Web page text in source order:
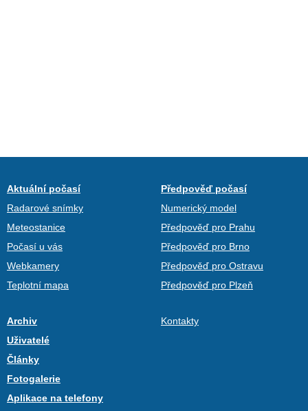
Aktuální počasí
Radarové snímky
Meteostanice
Počasí u vás
Webkamery
Teplotní mapa
Předpověď počasí
Numerický model
Předpověď pro Prahu
Předpověď pro Brno
Předpověď pro Ostravu
Předpověď pro Plzeň
Archiv
Uživatelé
Články
Fotogalerie
Aplikace na telefony
Kontakty